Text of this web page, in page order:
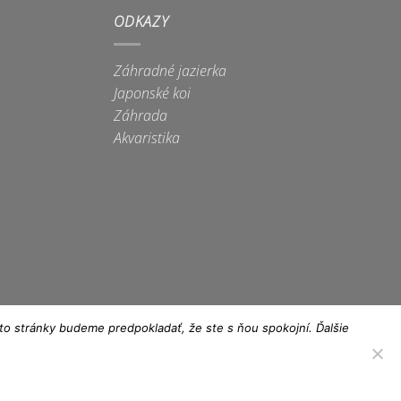
variantov.
Možnosti
môžete
vybrať
stránke
ODKAZY
Záhradné jazierka
Japonské koi
Záhrada
Akvaristika
stránky budeme predpokladať, že ste s ňou spokojní. Ďalšie